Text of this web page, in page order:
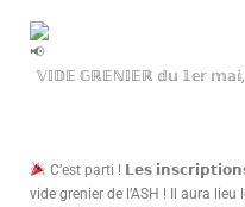
BOUTIQUE
𝕍𝕀𝔻𝔼 𝔾ℝ𝔼ℕ𝕀𝔼ℝ 𝕕𝕦 𝟙𝕖𝕣 𝕞𝕒𝕚,
C’est parti ! 𝗟𝗲𝘀
vide grenier de l’ASH ! Il aura